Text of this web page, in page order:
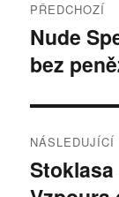
pro
PŘEDCHOZÍ
Předchozí
příspěvek:
Nude
bez
NÁSLEDUJÍCÍ
Následující